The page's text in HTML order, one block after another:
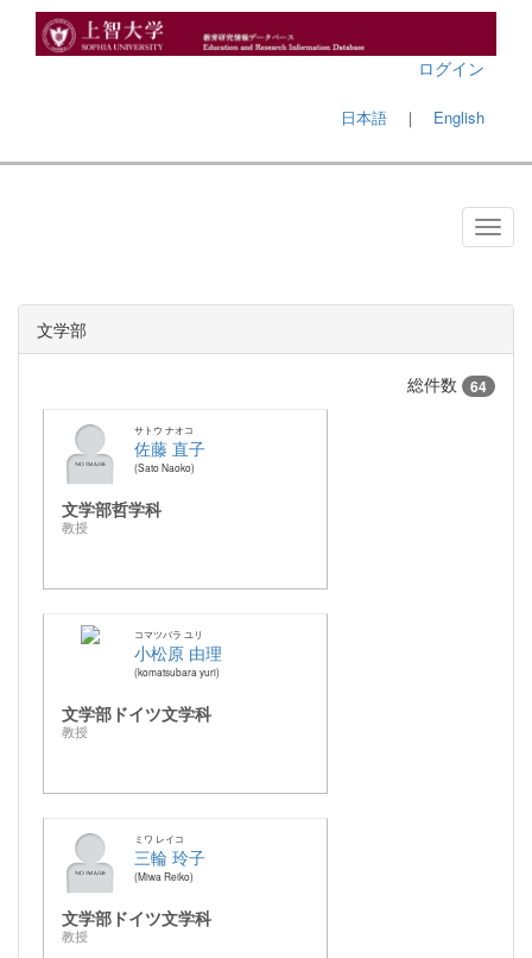
ログイン
日本語 ｜ English
文学部
総件数 64
サトウ ナオコ
佐藤 直子
Sato Naoko
文学部哲学科
教授
コマツバラ ユリ
小松原 由理
komatsubara yuri
文学部ドイツ文学科
教授
ミワ レイコ
三輪 玲子
Miwa Reiko
文学部ドイツ文学科
教授